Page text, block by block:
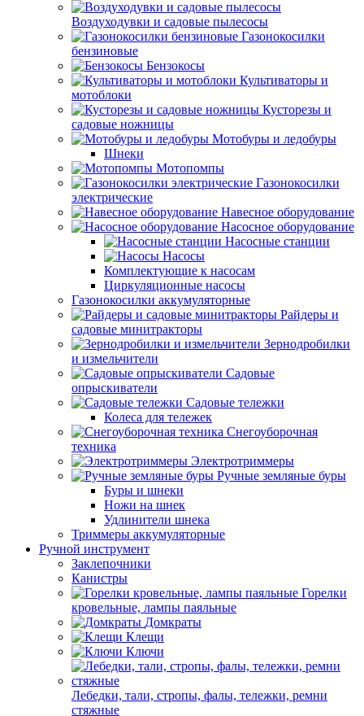
Воздуходувки и садовые пылесосы
Газонокосилки
бензиновые
Бензокосы
Культиваторы и
мотоблоки
Кусторезы и
садовые ножницы
Мотобуры и ледобуры
Шнеки
Мотопомпы
Газонокосилки
электрические
Навесное оборудование
Насосное оборудование
Насосные станции
Насосы
Комплектующие к насосам
Циркуляционные насосы
Газонокосилки аккумуляторные
Райдеры и
садовые минитракторы
Зернодробилки
и измельчители
Садовые
опрыскиватели
Садовые тележки
Колеса для тележек
Снегоуборочная
техника
Электротриммеры
Ручные земляные буры
Буры и шнеки
Ножи на шнек
Удлинители шнека
Триммеры аккумуляторные
Ручной инструмент
Заклепочники
Канистры
Горелки
кровельные, лампы паяльные
Домкраты
Клещи
Ключи
Лебедки, тали, стропы, фалы, тележки, ремни
стяжные